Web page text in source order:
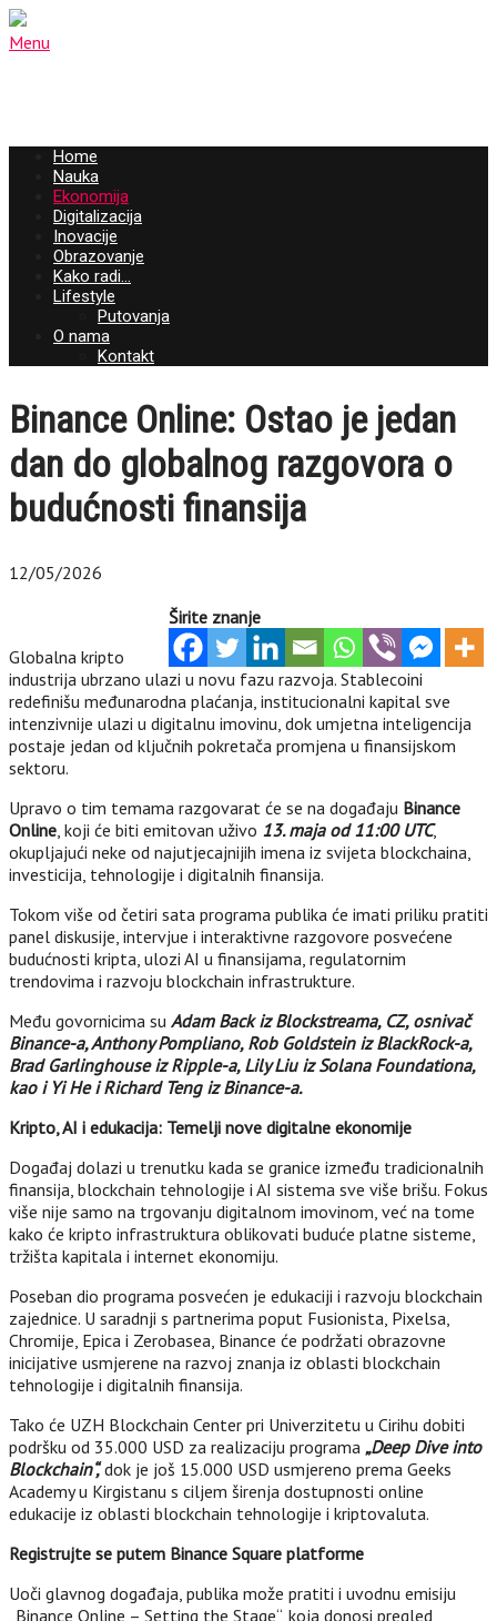
Menu
Home
Nauka
Ekonomija
Digitalizacija
Inovacije
Obrazovanje
Kako radi…
Lifestyle
Putovanja
O nama
Kontakt
Binance Online: Ostao je jedan
dan do globalnog razgovora o
budućnosti finansija
12/05/2026
Širite znanje
Globalna kripto
industrija ubrzano ulazi u novu fazu razvoja. Stablecoini
redefinišu međunarodna plaćanja, institucionalni kapital sve
intenzivnije ulazi u digitalnu imovinu, dok umjetna inteligencija
postaje jedan od ključnih pokretača promjena u finansijskom
sektoru.
Upravo o tim temama razgovarat će se na događaju Binance
Online, koji će biti emitovan uživo 13. maja od 11:00 UTC,
okupljajući neke od najutjecajnijih imena iz svijeta blockchaina,
investicija, tehnologije i digitalnih finansija.
Tokom više od četiri sata programa publika će imati priliku pratiti
panel diskusije, intervjue i interaktivne razgovore posvećene
budućnosti kripta, ulozi AI u finansijama, regulatornim
trendovima i razvoju blockchain infrastrukture.
Među govornicima su Adam Back iz Blockstreama, CZ, osnivač
Binance-a, Anthony Pompliano, Rob Goldstein iz BlackRock-a,
Brad Garlinghouse iz Ripple-a, Lily Liu iz Solana Foundationa,
kao i Yi He i Richard Teng iz Binance-a.
Kripto, AI i edukacija: Temelji nove digitalne ekonomije
Događaj dolazi u trenutku kada se granice između tradicionalnih
finansija, blockchain tehnologije i AI sistema sve više brišu. Fokus
više nije samo na trgovanju digitalnom imovinom, već na tome
kako će kripto infrastruktura oblikovati buduće platne sisteme,
tržišta kapitala i internet ekonomiju.
Poseban dio programa posvećen je edukaciji i razvoju blockchain
zajednice. U saradnji s partnerima poput Fusionista, Pixelsa,
Chromije, Epica i Zerobasea, Binance će podržati obrazovne
inicijative usmjerene na razvoj znanja iz oblasti blockchain
tehnologije i digitalnih finansija.
Tako će UZH Blockchain Center pri Univerzitetu u Cirihu dobiti
podršku od 35.000 USD za realizaciju programa „Deep Dive into
Blockchain“,dok je još 15.000 USD usmjereno prema Geeks
Academy u Kirgistanu s ciljem širenja dostupnosti online
edukacije iz oblasti blockchain tehnologije i kriptovaluta.
Registrujte se putem Binance Square platforme
Uoči glavnog događaja, publika može pratiti i uvodnu emisiju
„Binance Online – Setting the Stage“, koja donosi pregled